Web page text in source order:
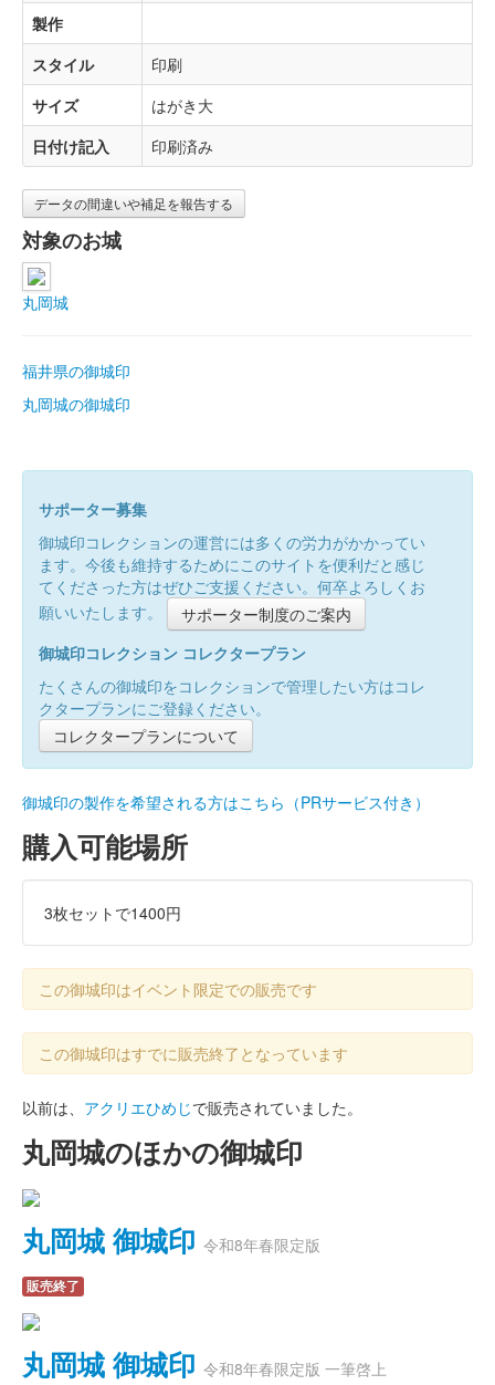
製作
スタイル
印刷
サイズ
はがき大
日付け記入
印刷済み
データの間違いや補足を報告する
対象のお城
丸岡城
福井県の御城印
丸岡城の御城印
サポーター募集
御城印コレクションの運営には多くの労力がかかってい
ます。今後も維持するためにこのサイトを便利だと感じ
てくださった方はぜひご支援ください。何卒よろしくお
願いいたします。
サポーター制度のご案内
御城印コレクション コレクタープラン
たくさんの御城印をコレクションで管理したい方はコレ
クタープランにご登録ください。
コレクタープランについて
御城印の製作を希望される方はこちら（PRサービス付き）
購入可能場所
3枚セットで1400円
この御城印はイベント限定での販売です
この御城印はすでに販売終了となっています
以前は、 アクリエひめじで販売されていました。
丸岡城のほかの御城印
丸岡城 御城印 令和8年春限定版
販売終了
丸岡城 御城印 令和8年春限定版 一筆啓上